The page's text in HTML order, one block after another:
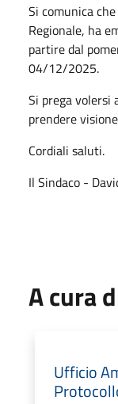
Si comunica
Regionale, ha
partire dal
04/12/2025.
Si prega volersi
prendere
Cordiali saluti.
Il Sindaco -
A cura
Ufficio